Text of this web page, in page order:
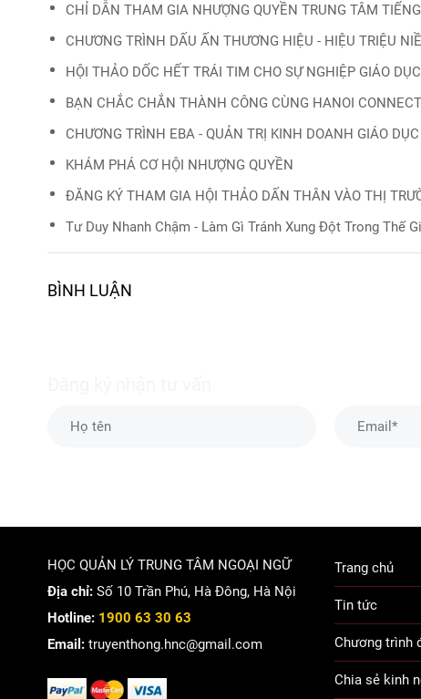
CHỈ DẪN THAM GIA NHƯỢNG QUYỀN TRUNG TÂM
CHƯƠNG TRÌNH DẤU ẤN THƯƠNG HIỆU - HIỆU TRIỆU
HỘI THẢO DỐC HẾT TRÁI TIM CHO SỰ NGHIỆP GIÁO DỤC
BẠN CHẮC CHẮN THÀNH CÔNG CÙNG HANOI
CHƯƠNG TRÌNH EBA - QUẢN TRỊ KINH DOANH GIÁO DỤC
KHÁM PHÁ CƠ HỘI NHƯỢNG QUYỀN
ĐĂNG KÝ THAM GIA HỘI THẢO DẤN THÂN VÀO THỊ
Tư Duy Nhanh Chậm - Làm Gì Tránh Xung Đột Trong Thế
BÌNH LUẬN
HỌC QUẢN LÝ TRUNG TÂM NGOẠI NGỮ
Địa chỉ: Số 10 Trần Phú, Hà Đông, Hà Nội
Hotline: 1900 63 30 63
Email: truyenthong.hnc@gmail.com
Trang chủ
Tin tức
Chương trình
Chia sẻ kinh